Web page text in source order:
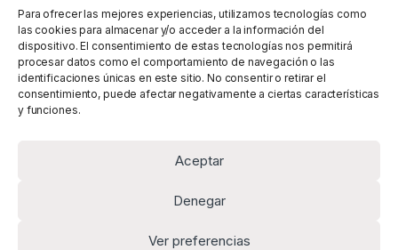
Para ofrecer las mejores experiencias, utilizamos tecnologías como
las cookies para almacenar y/o acceder a la información del
dispositivo. El consentimiento de estas tecnologías nos permitirá
procesar datos como el comportamiento de navegación o las
identificaciones únicas en este sitio. No consentir o retirar el
consentimiento, puede afectar negativamente a ciertas características
y funciones.
Aceptar
Denegar
Ver preferencias